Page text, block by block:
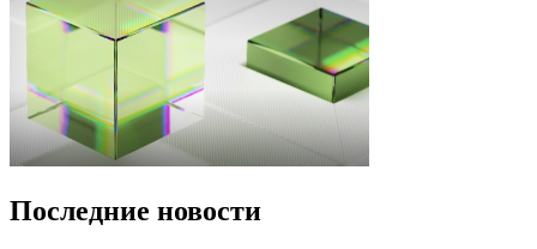
Последние новости